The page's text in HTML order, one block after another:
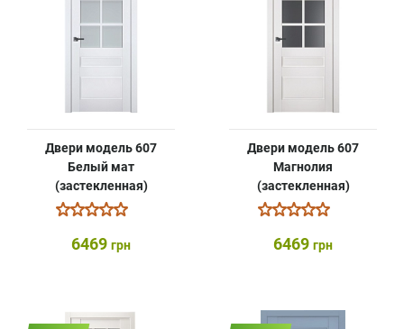
Двери модель 607
Белый мат
(застекленная)
6469 грн
Двери модель 607
Магнолия
(застекленная)
6469 грн